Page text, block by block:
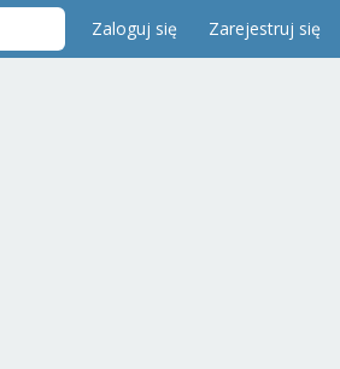
Zaloguj się Zarejestruj się